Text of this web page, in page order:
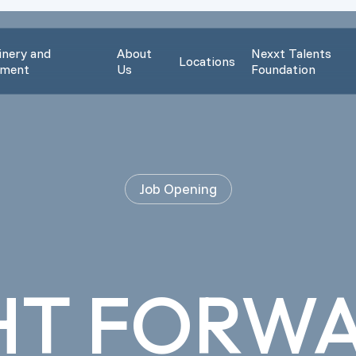
and
About
Us
Locations
Nexxt Talents
Foundation
Job Opening